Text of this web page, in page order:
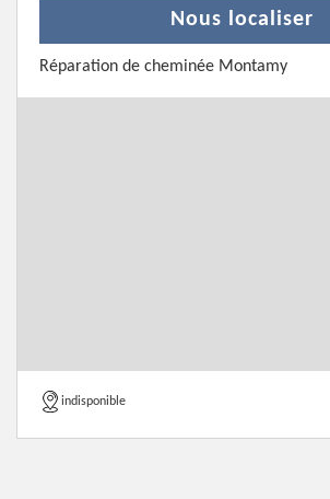
Nous localiser
Réparation de cheminée Montamy
indisponible